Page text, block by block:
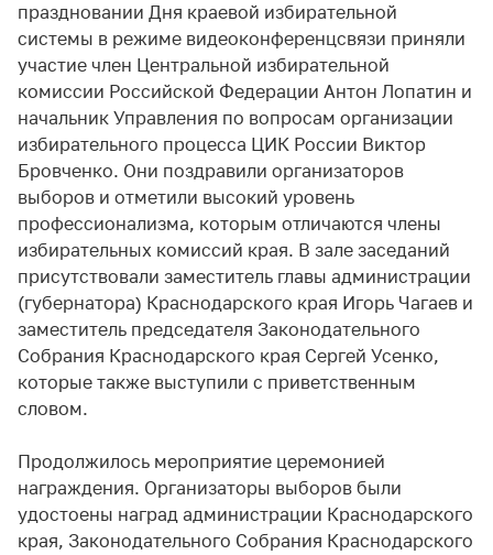
праздновании Дня краевой избирательной
системы в режиме видеоконференцсвязи приняли
участие член Центральной избирательной
комиссии Российской Федерации Антон Лопатин и
начальник Управления по вопросам организации
избирательного процесса ЦИК России Виктор
Бровченко. Они поздравили организаторов
выборов и отметили высокий уровень
профессионализма, которым отличаются члены
избирательных комиссий края. В зале заседаний
присутствовали заместитель главы администрации
(губернатора) Краснодарского края Игорь Чагаев и
заместитель председателя Законодательного
Собрания Краснодарского края Сергей Усенко,
которые также выступили с приветственным
словом.
Продолжилось мероприятие церемонией
награждения. Организаторы выборов были
удостоены наград администрации Краснодарского
края, Законодательного Собрания Краснодарского